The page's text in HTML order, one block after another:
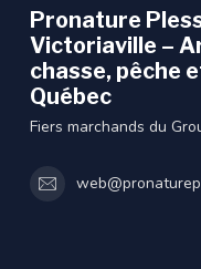
Pronature
Victoriaville –
chasse, pêche
Québec
Fiers marchands du